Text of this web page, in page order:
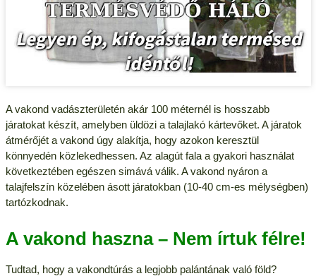
A vakond vadászterületén akár 100 méternél is hosszabb
járatokat készít, amelyben üldözi a talajlakó kártevőket. A járatok
átmérőjét a vakond úgy alakítja, hogy azokon keresztül
könnyedén közlekedhessen. Az alagút fala a gyakori használat
következtében egészen simává válik. A vakond nyáron a
talajfelszín közelében ásott járatokban (10-40 cm-es mélységben)
tartózkodnak.
A vakond haszna – Nem írtuk félre!
Tudtad, hogy a vakondtúrás a legjobb palántának való föld?